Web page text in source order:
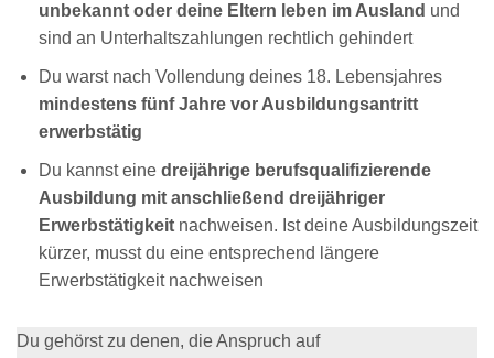
unbekannt oder deine Eltern leben im Ausland und
sind an Unterhaltszahlungen rechtlich gehindert
Du warst nach Vollendung deines 18. Lebensjahres
mindestens fünf Jahre vor Ausbildungsantritt
erwerbstätig
Du kannst eine dreijährige berufsqualifizierende
Ausbildung mit anschließend dreijähriger
Erwerbstätigkeit nachweisen. Ist deine Ausbildungszeit
kürzer, musst du eine entsprechend längere
Erwerbstätigkeit nachweisen
Du gehörst zu denen, die Anspruch auf